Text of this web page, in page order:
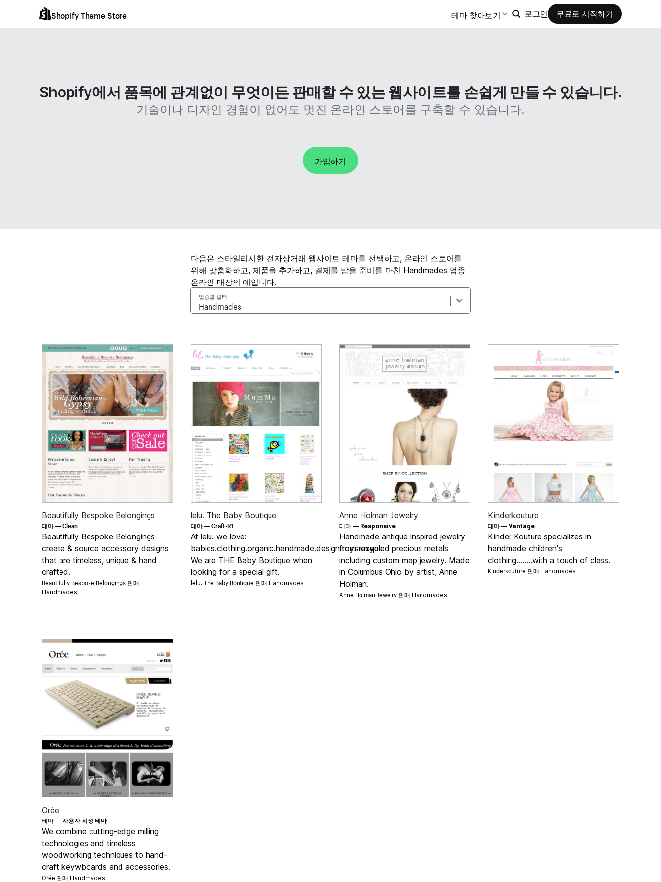
Shopify Theme Store 테마 찾아보기 로그인 무료로 시작하기
Shopify에서 품목에 관계없이 무엇이든 판매할 수 있는 웹사이트를 손쉽게 만들 수 있습니다.
기술이나 디자인 경험이 없어도 멋진 온라인 스토어를 구축할 수 있습니다.
가입하기
다음은 스타일리시한 전자상거래 웹사이트 테마를 선택하고, 온라인 스토어를
위해 맞춤화하고, 제품을 추가하고, 결제를 받을 준비를 마친 Handmades 업종
온라인 매장의 예입니다.
업종별 필터
Beautifully Bespoke Belongings
테마 —Clean
Beautifully Bespoke Belongings
create & source accessory designs
that are timeless, unique & hand
crafted.
Beautifully Bespoke Belongings 판매
Handmades
lelu. The Baby Boutique
테마 — Craft-R1
At lelu. we love:
babies.clothing.organic.handmade.design.toys.unique.
We are THE Baby Boutique when
looking for a special gift.
lelu. The Baby Boutique 판매 Handmades
Anne Holman Jewelry
테마 — Responsive
Handmade antique inspired jewelry
from recycled precious metals
including custom map jewelry. Made
in Columbus Ohio by artist, Anne
Holman.
Anne Holman Jewelry 판매 Handmades
Kinderkouture
테마 —Vantage
Kinder Kouture specializes in
handmade children's
clothing........with a touch of class.
Kinderkouture 판매 Handmades
Orée
테마 —사용자 지정 테마
We combine cutting-edge milling
technologies and timeless
woodworking techniques to hand-
craft keywboards and accessories.
Orée 판매 Handmades